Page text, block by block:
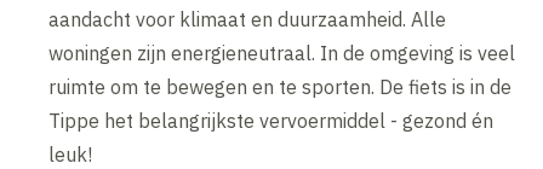
aandacht voor klimaat en duurzaamheid. Alle
woningen zijn energieneutraal. In de omgeving is veel
ruimte om te bewegen en te sporten. De fiets is in de
Tippe het belangrijkste vervoermiddel - gezond én
leuk!